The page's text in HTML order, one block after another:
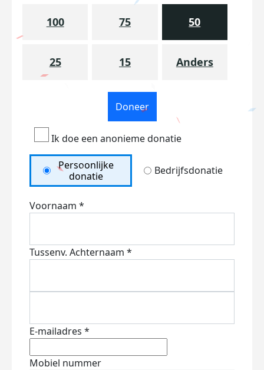
100 75 50
25 15 Anders
Doneer
Ik doe een anonieme donatie
Persoonlijke
donatie
Bedrijfsdonatie
Voornaam *
Tussenv. Achternaam *
E-mailadres *
Mobiel nummer